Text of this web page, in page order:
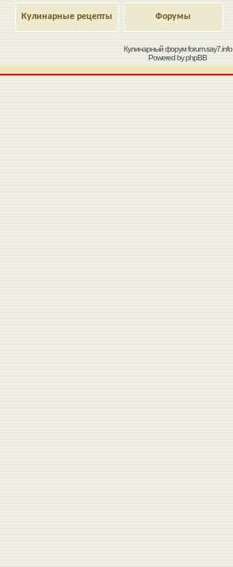
Кулинарные рецепты Форумы
Кулинарный форумforum.say7.info
Powered byphpBB